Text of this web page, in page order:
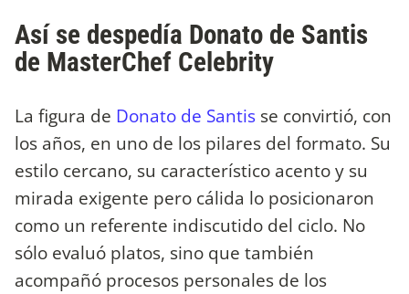
Así se despedía Donato de Santis
de MasterChef Celebrity
La figura de Donato de Santis se convirtió, con
los años, en uno de los pilares del formato. Su
estilo cercano, su característico acento y su
mirada exigente pero cálida lo posicionaron
como un referente indiscutido del ciclo. No
sólo evaluó platos, sino que también
acompañó procesos personales de los